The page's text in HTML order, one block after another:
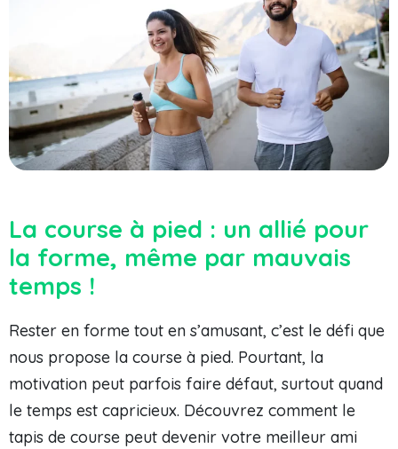
La course à pied : un allié pour
la forme, même par mauvais
temps !
Rester en forme tout en s’amusant, c’est le défi que
nous propose la course à pied. Pourtant, la
motivation peut parfois faire défaut, surtout quand
le temps est capricieux. Découvrez comment le
tapis de course peut devenir votre meilleur ami